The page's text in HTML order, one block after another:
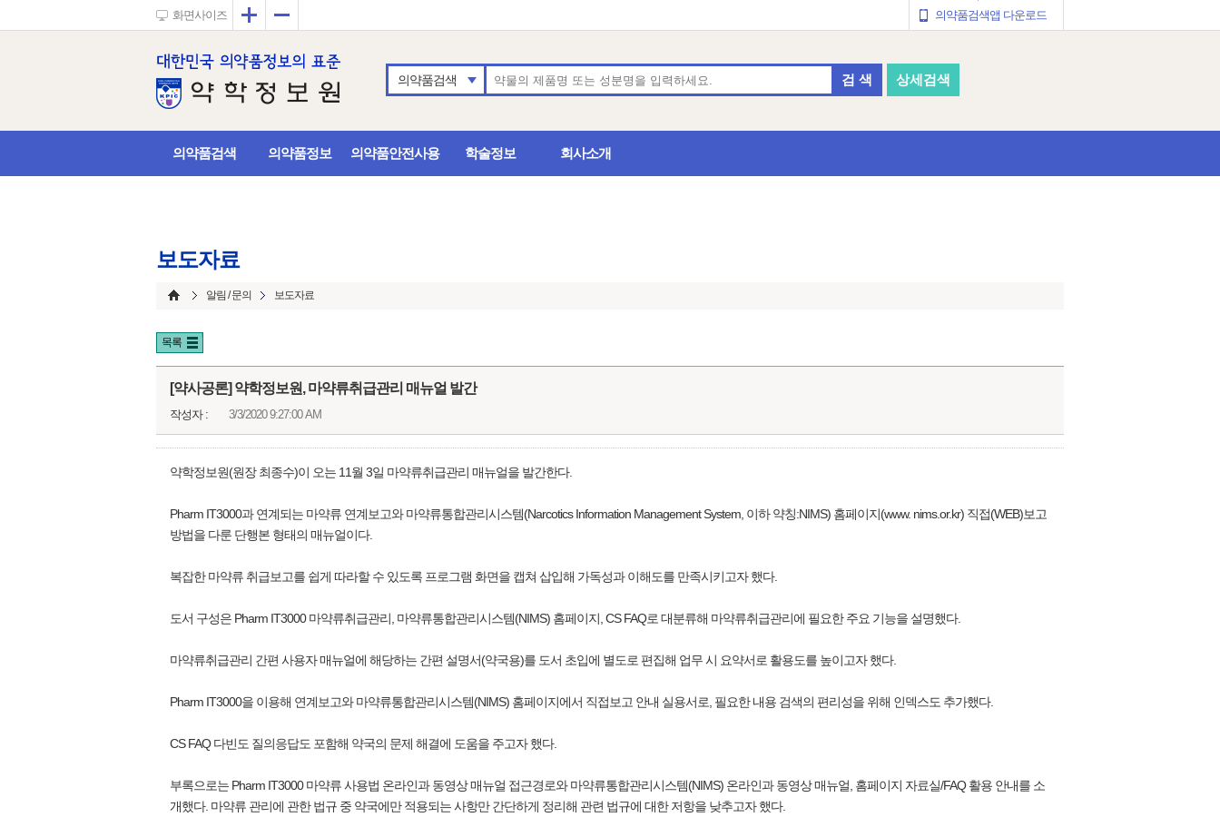
화면사이즈 확대 의약품검색앱 다운로드
의약품검색 검 색 상세검색
의약품검색 의약품정보 의약품안전사용 학술정보 회사소개
보도자료
알림 / 문의 보도자료
목록
[약사공론] 약학정보원, 마약류취급관리 매뉴얼 발간
작성자 : 3/3/2020 9:27:00 AM
약학정보원(원장 최종수)이 오는 11월 3일 마약류취급관리 매뉴얼을 발간한다.
Pharm IT3000과 연계되는 마약류 연계보고와 마약류통합관리시스템(Narcotics Information Management System, 이하 약칭:NIMS) 홈페이지(www. nims.or.kr) 직접(WEB)보고
방법을 다룬 단행본 형태의 매뉴얼이다.
복잡한 마약류 취급보고를 쉽게 따라할 수 있도록 프로그램 화면을 캡쳐 삽입해 가독성과 이해도를 만족시키고자 했다.
도서 구성은 Pharm IT3000 마약류취급관리, 마약류통합관리시스템(NIMS) 홈페이지, CS FAQ로 대분류해 마약류취급관리에 필요한 주요 기능을 설명했다.
마약류취급관리 간편 사용자 매뉴얼에 해당하는 간편 설명서(약국용)를 도서 초입에 별도로 편집해 업무 시 요약서로 활용도를 높이고자 했다.
Pharm IT3000을 이용해 연계보고와 마약류통합관리시스템(NIMS) 홈페이지에서 직접보고 안내 실용서로, 필요한 내용 검색의 편리성을 위해 인덱스도 추가했다.
CS FAQ 다빈도 질의응답도 포함해 약국의 문제 해결에 도움을 주고자 했다.
부록으로는 Pharm IT3000 마약류 사용법 온라인과 동영상 매뉴얼 접근경로와 마약류통합관리시스템(NIMS) 온라인과 동영상 매뉴얼, 홈페이지 자료실/FAQ 활용 안내를 소
개했다. 마약류 관리에 관한 법규 중 약국에만 적용되는 사항만 간단하게 정리해 관련 법규에 대한 저항을 낮추고자 했다.